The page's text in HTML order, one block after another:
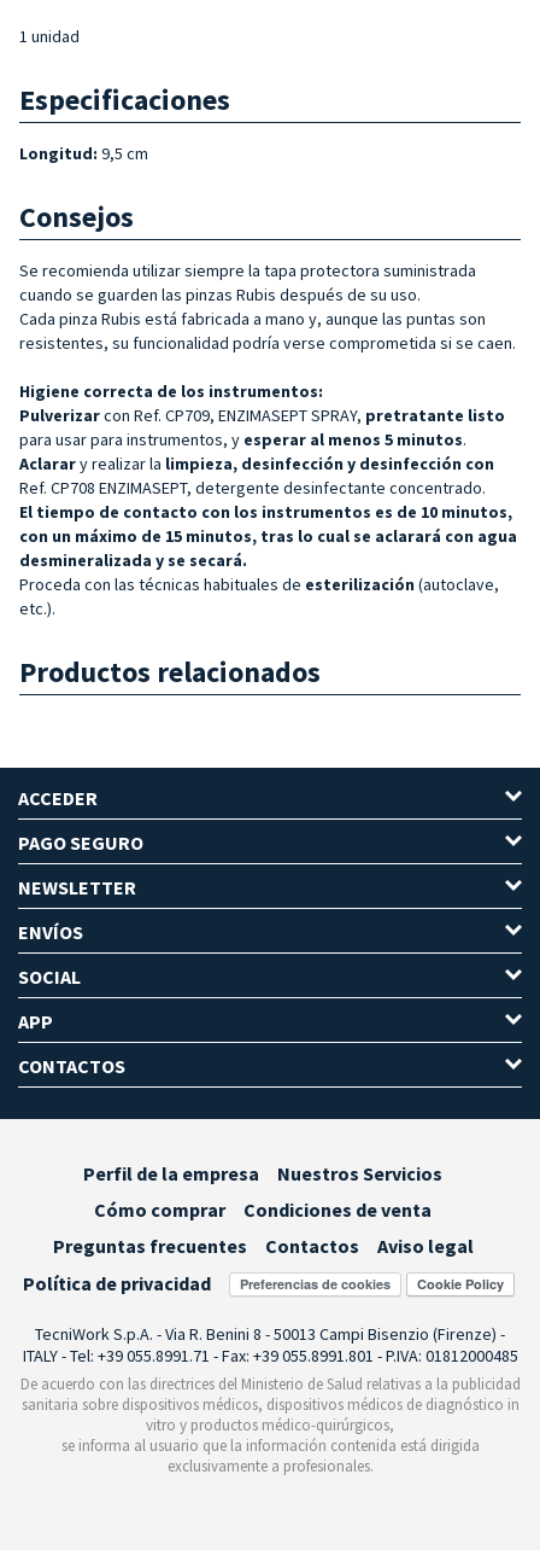
1 unidad
Especificaciones
Longitud: 9,5 cm
Consejos
Se recomienda utilizar siempre la tapa protectora suministrada
cuando se guarden las pinzas Rubis después de su uso.
Cada pinza Rubis está fabricada a mano y, aunque las puntas son
resistentes, su funcionalidad podría verse comprometida si se caen.
Higiene correcta de los instrumentos:
Pulverizarcon Ref. CP709, ENZIMASEPT SPRAY, pretratante listo
para usar para instrumentos, y esperar al menos 5 minutos.
Aclarary realizar la limpieza, desinfección y desinfección con
Ref. CP708 ENZIMASEPT, detergente desinfectante concentrado.
El tiempo de contacto con los instrumentos es de 10 minutos,
con un máximo de 15 minutos, tras lo cual se aclarará con agua
desmineralizada y se secará.
Proceda con las técnicas habituales de esterilización (autoclave,
etc.).
Productos relacionados
ACCEDER
PAGO SEGURO
NEWSLETTER
ENVÍOS
SOCIAL
APP
CONTACTOS
Perfil de la empresa
Nuestros Servicios
Cómo comprar
Condiciones de venta
Preguntas frecuentes
Contactos
Aviso legal
Política de privacidad
Preferencias de cookies
TecniWork S.p.A. - Via R. Benini 8 - 50013 Campi Bisenzio (Firenze) -
ITALY - Tel: +39 055.8991.71 - Fax: +39 055.8991.801 - P.IVA: 01812000485
De acuerdo con las directrices del Ministerio de Salud relativas a la publicidad
sanitaria sobre dispositivos médicos, dispositivos médicos de diagnóstico in
vitro y productos médico-quirúrgicos,
se informa al usuario que la información contenida está dirigida
exclusivamente a profesionales.